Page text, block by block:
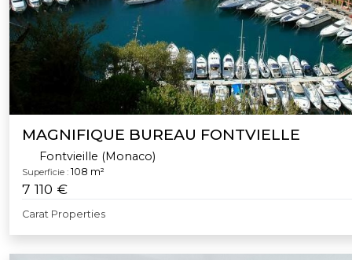
MAGNIFIQUE BUREAU FONTVIELLE
Fontvieille (Monaco)
Superficie : 108 m²
7 110 €
Carat Properties